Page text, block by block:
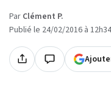
Par Clément P.
Publié le 24/02/2016 à 12h34